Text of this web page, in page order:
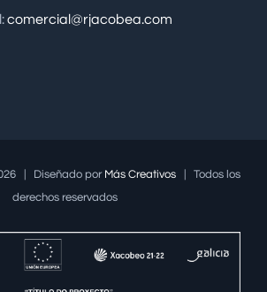
comercial@rjacobea.com
| Diseñado por Más Creativos | Todos los
derechos reservados